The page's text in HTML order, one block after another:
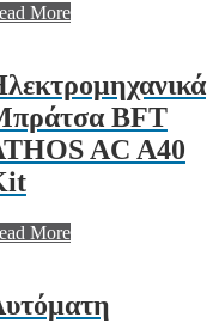
More
BFT
AC A40
More